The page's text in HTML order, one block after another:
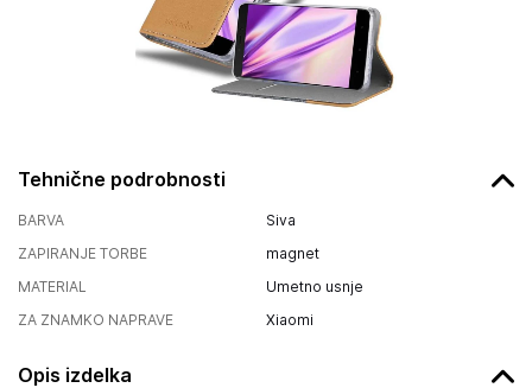
Tehnične podrobnosti
BARVA
Siva
ZAPIRANJE TORBE
magnet
MATERIAL
Umetno usnje
ZA ZNAMKO NAPRAVE
Xiaomi
Opis izdelka